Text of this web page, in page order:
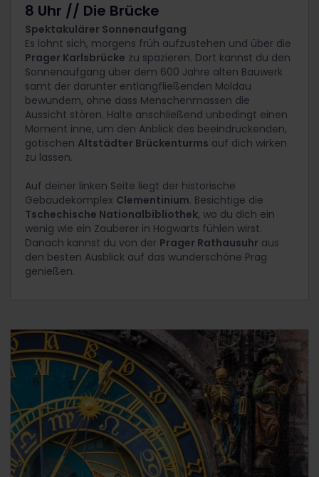
8 Uhr // Die Brücke
Spektakulärer Sonnenaufgang
Es lohnt sich, morgens früh aufzustehen und über die
Prager Karlsbrücke zu spazieren. Dort kannst du den
Sonnenaufgang über dem 600 Jahre alten Bauwerk
samt der darunter entlangfließenden Moldau
bewundern, ohne dass Menschenmassen die
Aussicht stören. Halte anschließend unbedingt einen
Moment inne, um den Anblick des beeindruckenden,
gotischen Altstädter Brückenturms auf dich wirken
zu lassen.
Auf deiner linken Seite liegt der historische
Gebäudekomplex Clementinium. Besichtige die
Tschechische Nationalbibliothek, wo du dich ein
wenig wie ein Zauberer in Hogwarts fühlen wirst.
Danach kannst du von der Prager Rathausuhr aus
den besten Ausblick auf das wunderschöne Prag
genießen.